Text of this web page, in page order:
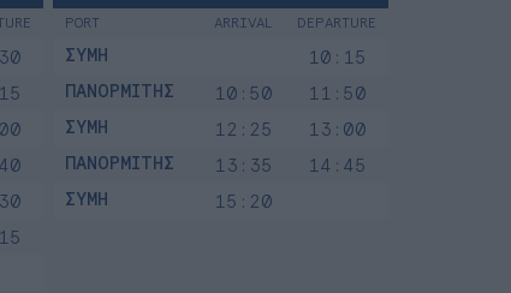
PORT ARRIVAL DEPARTURE
ΣΥΜΗ
10:15
ΠΑΝΟΡΜΙΤΗΣ
10:50
11:50
ΣΥΜΗ
12:25
13:00
ΠΑΝΟΡΜΙΤΗΣ
13:35
14:45
ΣΥΜΗ
15:20